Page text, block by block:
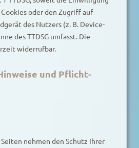
oder den Zugriff auf
des Nutzers (z. B. Device-
des TTDSG umfasst. Die
widerrufbar.
und Pflicht­
nehmen den Schutz Ihrer